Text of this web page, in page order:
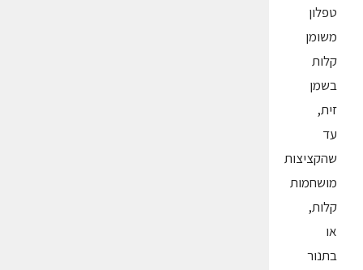
טפלון
משומן
קלות
בשמן
זית,
עד
שהקציצות
מושחמות
קלות,
או
בתנור